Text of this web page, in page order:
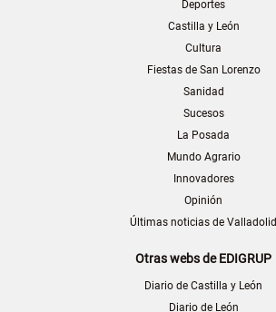
Deportes
Castilla y León
Cultura
Fiestas de San Lorenzo
Sanidad
Sucesos
La Posada
Mundo Agrario
Innovadores
Opinión
Últimas noticias de Valladolid
Otras webs de EDIGRUP
Diario de Castilla y León
Diario de León